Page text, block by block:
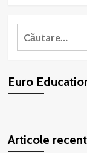
Federația
“EURO
civile
a
Caută
Euro
Articole